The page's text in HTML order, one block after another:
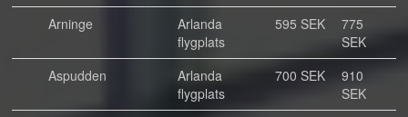
Arninge
Arlanda
flygplats
595 SEK
775
SEK
Aspudden
Arlanda
flygplats
700 SEK
910
SEK